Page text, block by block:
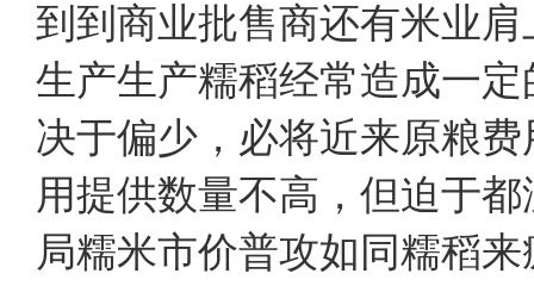
到到商业批售商还有米业
生产生产糯稻经常造成一
决于偏少，必将近来原粮
用提供数量不高，但迫于
局糯米市价普攻如同糯稻